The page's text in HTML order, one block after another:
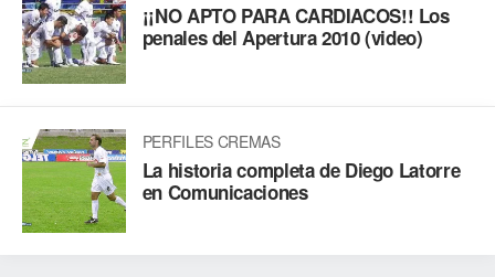
¡¡NO APTO PARA CARDIACOS!! Los
penales del Apertura 2010 (video)
PERFILES CREMAS
La historia completa de Diego Latorre
en Comunicaciones